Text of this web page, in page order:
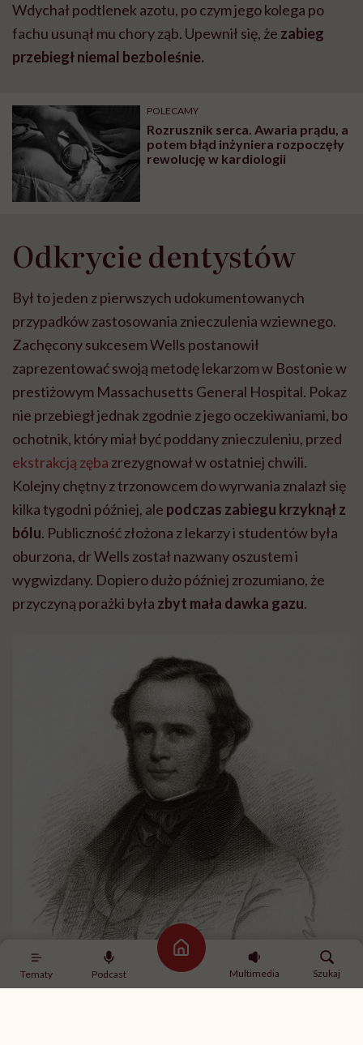
Tematy Podcast
Strona główna
Multimedia
Szukaj
Wdychał podtlenek azotu, po czym jego kolega po
fachu usunął mu chory ząb. Upewnił się, że zabieg
przebiegł niemal bezboleśnie.
POLECAMY
Rozrusznik serca. Awaria prądu, a
potem błąd inżyniera rozpoczęły
rewolucję w kardiologii
Odkrycie dentystów
Był to jeden z pierwszych udokumentowanych
przypadków zastosowania znieczulenia wziewnego.
Zachęcony sukcesem Wells postanowił
zaprezentować swoją metodę lekarzom w Bostonie w
prestiżowym Massachusetts General Hospital. Pokaz
nie przebiegł jednak zgodnie z jego oczekiwaniami, bo
ochotnik, który miał być poddany znieczuleniu, przed
ekstrakcją zęba zrezygnował w ostatniej chwili.
Kolejny chętny z trzonowcem do wyrwania znalazł się
kilka tygodni później, ale podczas zabiegu krzyknął z
bólu. Publiczność złożona z lekarzy i studentów była
oburzona, dr Wells został nazwany oszustem i
wygwizdany. Dopiero dużo później zrozumiano, że
przyczyną porażki była zbyt mała dawka gazu.
Horace Wells /fot. Bettmann, Getty Images